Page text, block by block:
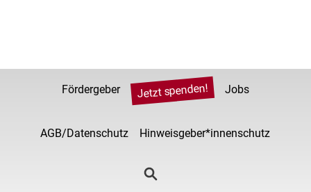
Fördergeber Jetzt spenden! Jobs
AGB/Datenschutz Hinweisgeber*innenschutz